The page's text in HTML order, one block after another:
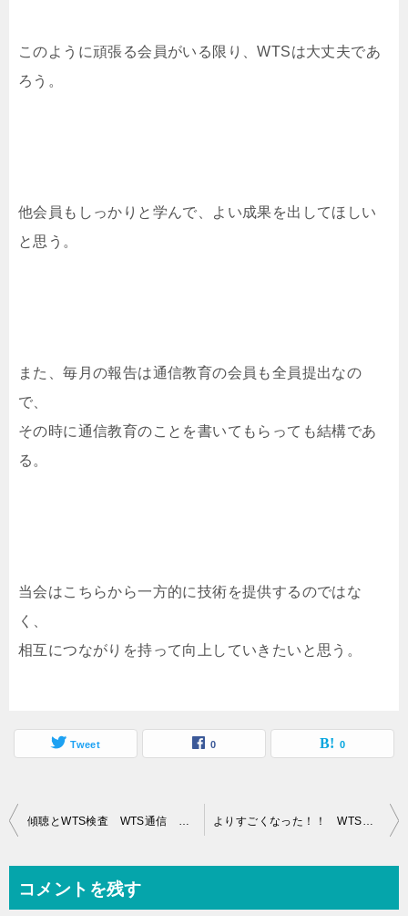
このように頑張る会員がいる限り、WTSは大丈夫であ
ろう。
他会員もしっかりと学んで、よい成果を出してほしい
と思う。
また、毎月の報告は通信教育の会員も全員提出なの
で、
その時に通信教育のことを書いてもらっても結構であ
る。
当会はこちらから一方的に技術を提供するのではな
く、
相互につながりを持って向上していきたいと思う。
Tweet 0 0
投
ビ
傾聴とWTS検査 WTS通信 ７２０ よりすごくなった！！ WTS通信 ７１８
コメントを残す